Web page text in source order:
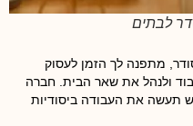
לבתים
מתפנה לך הזמן לעסוק
ולנהל את שאר הבית. חברה
תעשה את העבודה ביסודיות